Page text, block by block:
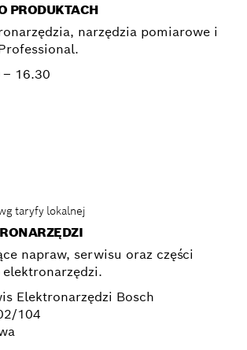
PRODUKTACH
narzędzia pomiarowe i
16.30
taryfy lokalnej
napraw, serwisu oraz części
Elektronarzędzi Bosch
104